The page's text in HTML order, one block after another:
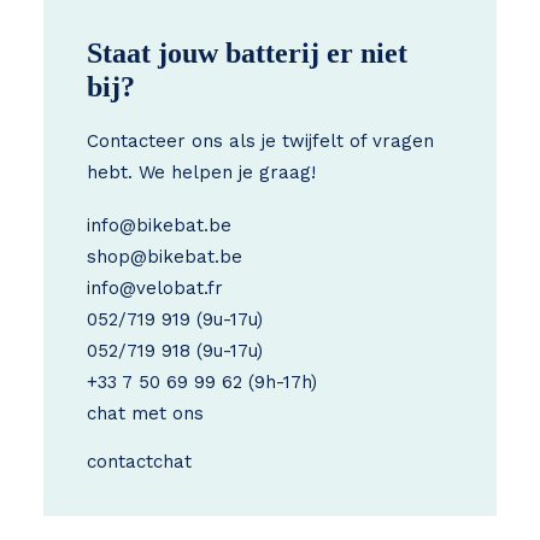
Staat jouw batterij er niet
bij?
Contacteer ons als je twijfelt of vragen
hebt. We helpen je graag!
info@bikebat.be
shop@bikebat.be
info@velobat.fr
052/719 919 (9u-17u)
052/719 918 (9u-17u)
+33 7 50 69 99 62 (9h-17h)
chat met ons
contactchat